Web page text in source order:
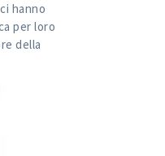
hanno
per loro
della